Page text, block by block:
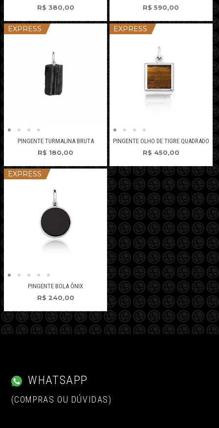
R$ 380,00
R$ 590,00
EXPRESS
PINGENTE TURMALINA BRUTA
R$ 180,00
EXPRESS
PINGENTE OLHO DE TIGRE QUADRADO
R$ 450,00
EXPRESS
PINGENTE BOLA ÔNIX
R$ 240,00
WHATSAPP
(COMPRAS OU DÚVIDAS)